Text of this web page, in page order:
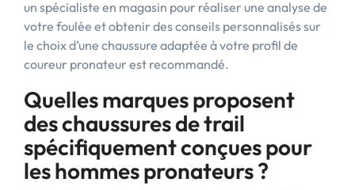
un spécialiste en magasin pour réaliser une analyse de
votre foulée et obtenir des conseils personnalisés sur
le choix d’une chaussure adaptée à votre profil de
coureur pronateur est recommandé.
Quelles marques proposent
des chaussures de trail
spécifiquement conçues pour
les hommes pronateurs ?